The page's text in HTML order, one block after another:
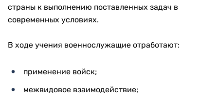
страны к выполнению поставленных задач в
современных условиях.
В ходе учения военнослужащие отработают:
применение войск;
межвидовое взаимодействие;